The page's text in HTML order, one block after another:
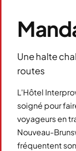
Une halte
routes
L'Hôtel
soigné pour
voyageurs en
Nouveau-
fréquentent